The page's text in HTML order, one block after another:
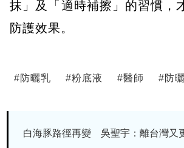
抹」及「適時補擦」的習慣，
防護效果。
#防曬乳 #粉底液 #醫師 #防
白海豚路徑再變 吳聖宇：離台灣又